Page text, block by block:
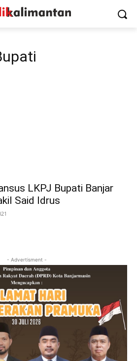
LKPJ Bupati Banjar
Said Idrus
- Advertisment -